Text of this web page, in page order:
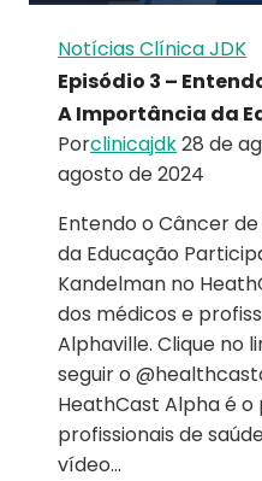
Notícias Clínica JDK
Episódio 3 –
A Importância da
Porclinicajdk28 de
agosto de 2024
Entendo o Câncer
da Educação
Kandelman no
dos médicos e
Alphaville. Clique no
seguir o
HeathCast Alpha é
profissionais de
vídeo…